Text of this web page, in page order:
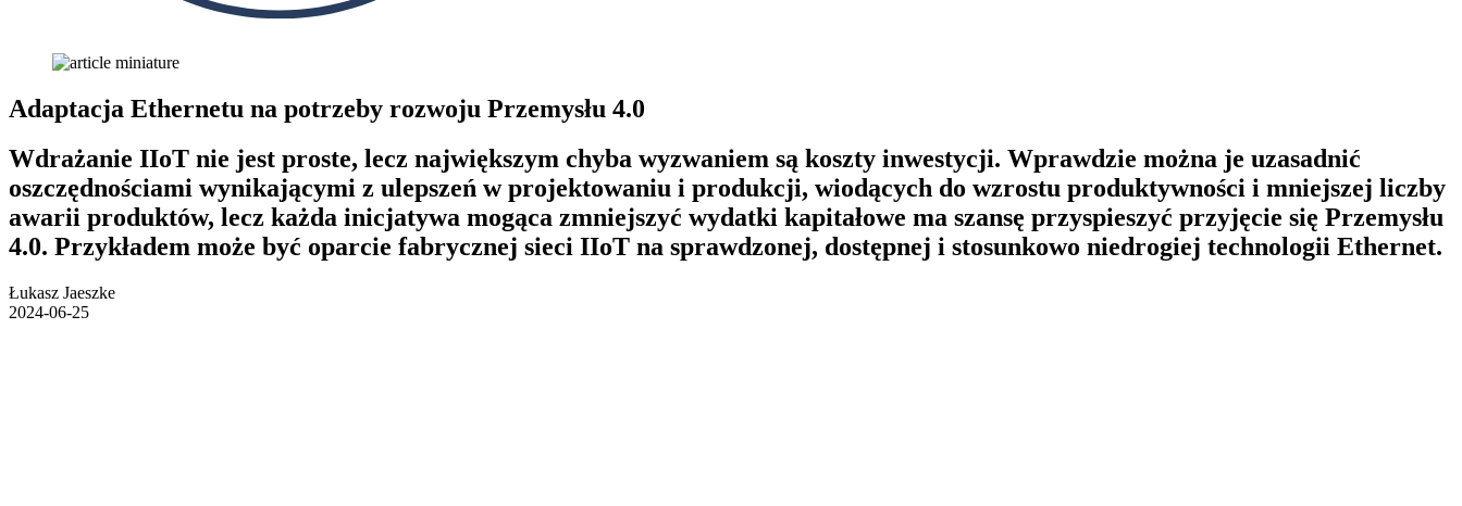
Adaptacja Ethernetu na potrzeby rozwoju Przemysłu 4.0
Wdrażanie IIoT nie jest proste, lecz największym chyba wyzwaniem są koszty inwestycji. Wprawdzie można je uzasadnić
oszczędnościami wynikającymi z ulepszeń w projektowaniu i produkcji, wiodących do wzrostu produktywności i mniejszej liczby
awarii produktów, lecz każda inicjatywa mogąca zmniejszyć wydatki kapitałowe ma szansę przyspieszyć przyjęcie się Przemysłu
4.0. Przykładem może być oparcie fabrycznej sieci IIoT na sprawdzonej, dostępnej i stosunkowo niedrogiej technologii Ethernet.
Łukasz Jaeszke
2024-06-25